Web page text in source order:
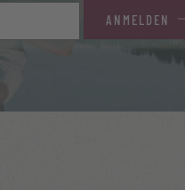
ANMELDEN